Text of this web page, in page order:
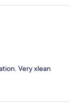
Very xlean